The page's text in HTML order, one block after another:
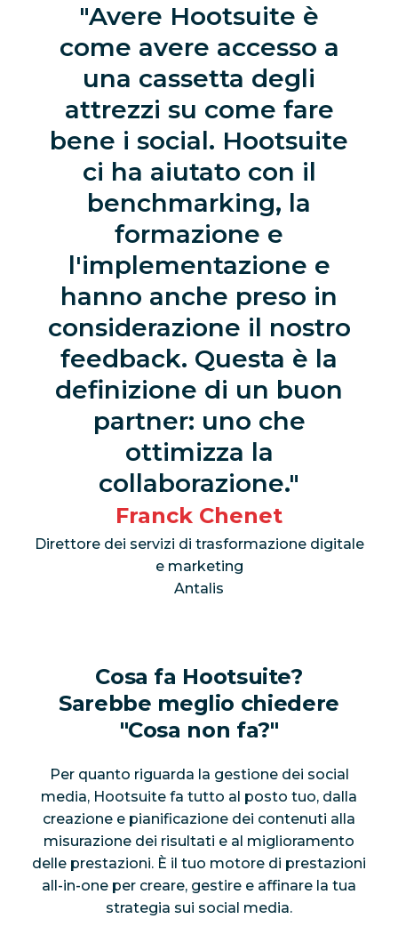
Avere Hootsuite è
come avere accesso a
una cassetta degli
attrezzi su come fare
bene i social. Hootsuite
ci ha aiutato con il
benchmarking, la
formazione e
l'implementazione e
hanno anche preso in
considerazione il nostro
feedback. Questa è la
definizione di un buon
partner: uno che
ottimizza la
collaborazione.
Franck Chenet
Direttore dei servizi di trasformazione digitale
e marketing
Antalis
Cosa fa Hootsuite?
Sarebbe meglio chiedere
"Cosa non fa?"
Per quanto riguarda la gestione dei social
media, Hootsuite fa tutto al posto tuo, dalla
creazione e pianificazione dei contenuti alla
misurazione dei risultati e al miglioramento
delle prestazioni. È il tuo motore di prestazioni
all-in-one per creare, gestire e affinare la tua
strategia sui social media.